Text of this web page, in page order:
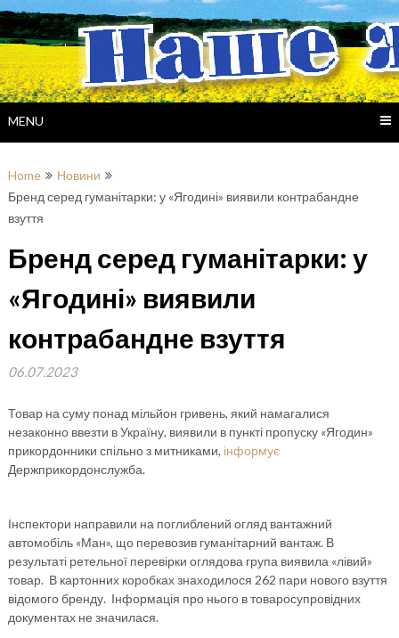
Skip
to
content
MENU
Home
Новини
Бренд серед гуманітарки: у «Ягодині» виявили контрабандне
взуття
Бренд серед гуманітарки: у
«Ягодині» виявили
контрабандне взуття
06.07.2023
Товар на суму понад мільйон гривень, який намагалися
незаконно ввезти в Україну, виявили в пункті пропуску «Ягодин»
прикордонники спільно з митниками, інформує
Держприкордонслужба.
Інспектори направили на поглиблений огляд вантажний
автомобіль «Ман», що перевозив гуманітарний вантаж. В
результаті ретельної перевірки оглядова група виявила «лівий»
товар. В картонних коробках знаходилося 262 пари нового взуття
відомого бренду. Інформація про нього в товаросупровідних
документах не значилася.